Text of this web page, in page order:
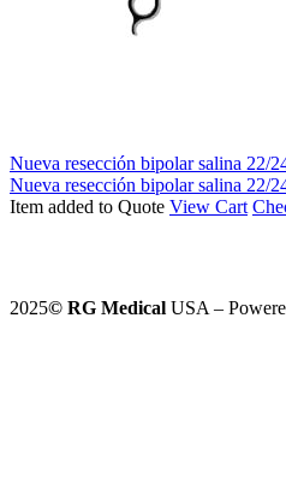
Nueva resección bipolar salina 22/
Nueva resección bipolar salina 22/
Item added to Quote View Cart
2025©️ RG Medical USA –